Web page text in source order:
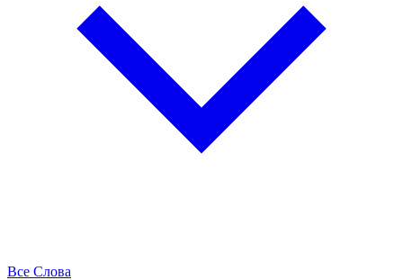
Все Слова